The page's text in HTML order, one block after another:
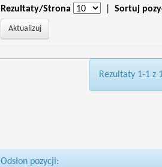
Rezultaty/Strona Sortuj
Rezultaty 1-1 z
Odsłon pozycji: